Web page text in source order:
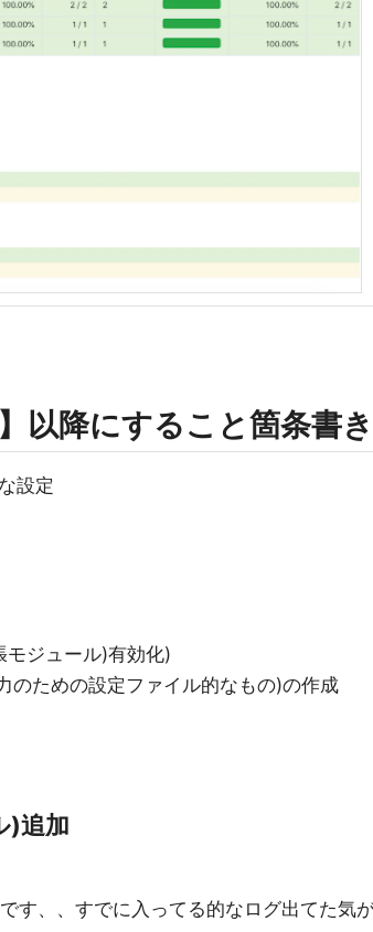
以降にすること箇条書き
設定
ジュール)有効化)
のための設定ファイル的なもの)の作成
)追加
す、、すでに入ってる的なログ出てた気